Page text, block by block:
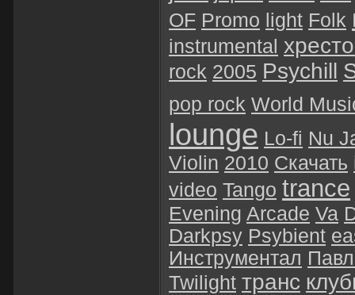
OF Promo light Folk
instrumental
rock 2005 Psychill
pop rock World
lounge Lo-fi Nu
Violin 2010 Скачать
video Tango trance
Evening Arcade Va
Darkpsy Psybient
Инструментал
Twilight транс